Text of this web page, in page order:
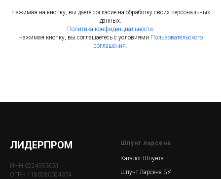
Нажимая на кнопку, вы даете согласие на обработку своих персональных
данных.
Политика конфиденциальности.
Нажимая кнопку, вы соглашаетесь с условиями Пользовательского
соглашения.
ЛИДЕРПРОМ
ИНН 0224953031
ОГРН 1180280024374
Шпунт ларсена
Каталог Шпунта
Шпунт Ларсена БУ